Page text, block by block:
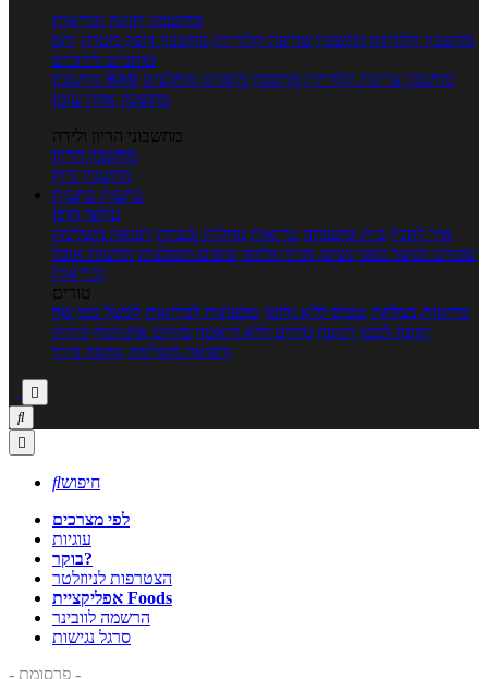
מחשבוני תזונה ובריאות
מחשבון קלוריות מחשבון שריפת קלוריות מחשבון דופק מטרה יחס
מותניים לירכיים
מחשבון BMI
מחשבון צריכת קלוריות מחשבון מינונים מומלצים
מחשבון אחוז שומן
מחשבוני הריון ולידה
מחשבון הריון
מחשבון ביוץ
כתבות כתבות
ערוצי תוכן
איך להכין בית ומשפחה בריאות מחלות ובעיות רפואה משלימה
ספורט וכושר גופני נשים, הריון ולידה טיפים והמלצות חדשות אוכל
ובריאות
טורים
בריאות בצלחת טעים ללא גלוטן טבעונות לבריאות לבשל כמו שף
תזונה לבטן רגועה מרזים ללא דיאטה מזיזים את הגוף הרזיה
ורפואה משלימה גורמה ביתי



חיפוש
לפי מצרכים
עוגיות
בוקר?
הצטרפות לניוזלטר
אפליקציית Foods
הרשמה לוובינר
סרגל נגישות
- פרסומת -